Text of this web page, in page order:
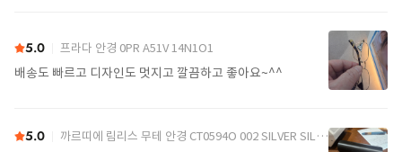
5.0 프라다 안경 0PR A51V 14N1O1
배송도 빠르고 디자인도 멋지고 깔끔하고 좋아요~^^
5.0 까르띠에 림리스 무테 안경 CT0594O 002 SILVER SILVER TRANSPARENT